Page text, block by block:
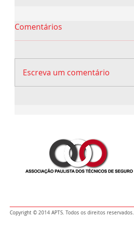
Comentários
Escreva um comentário
Copyright © 2014 APTS. Todos os direitos reservados.